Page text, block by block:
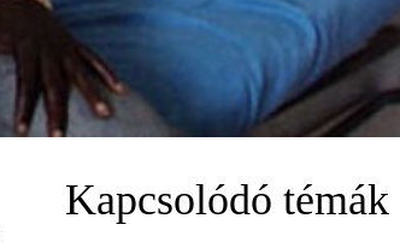
Kapcsolódó témák